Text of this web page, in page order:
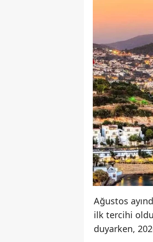
Ağustos
ilk tercihi
duyarken,